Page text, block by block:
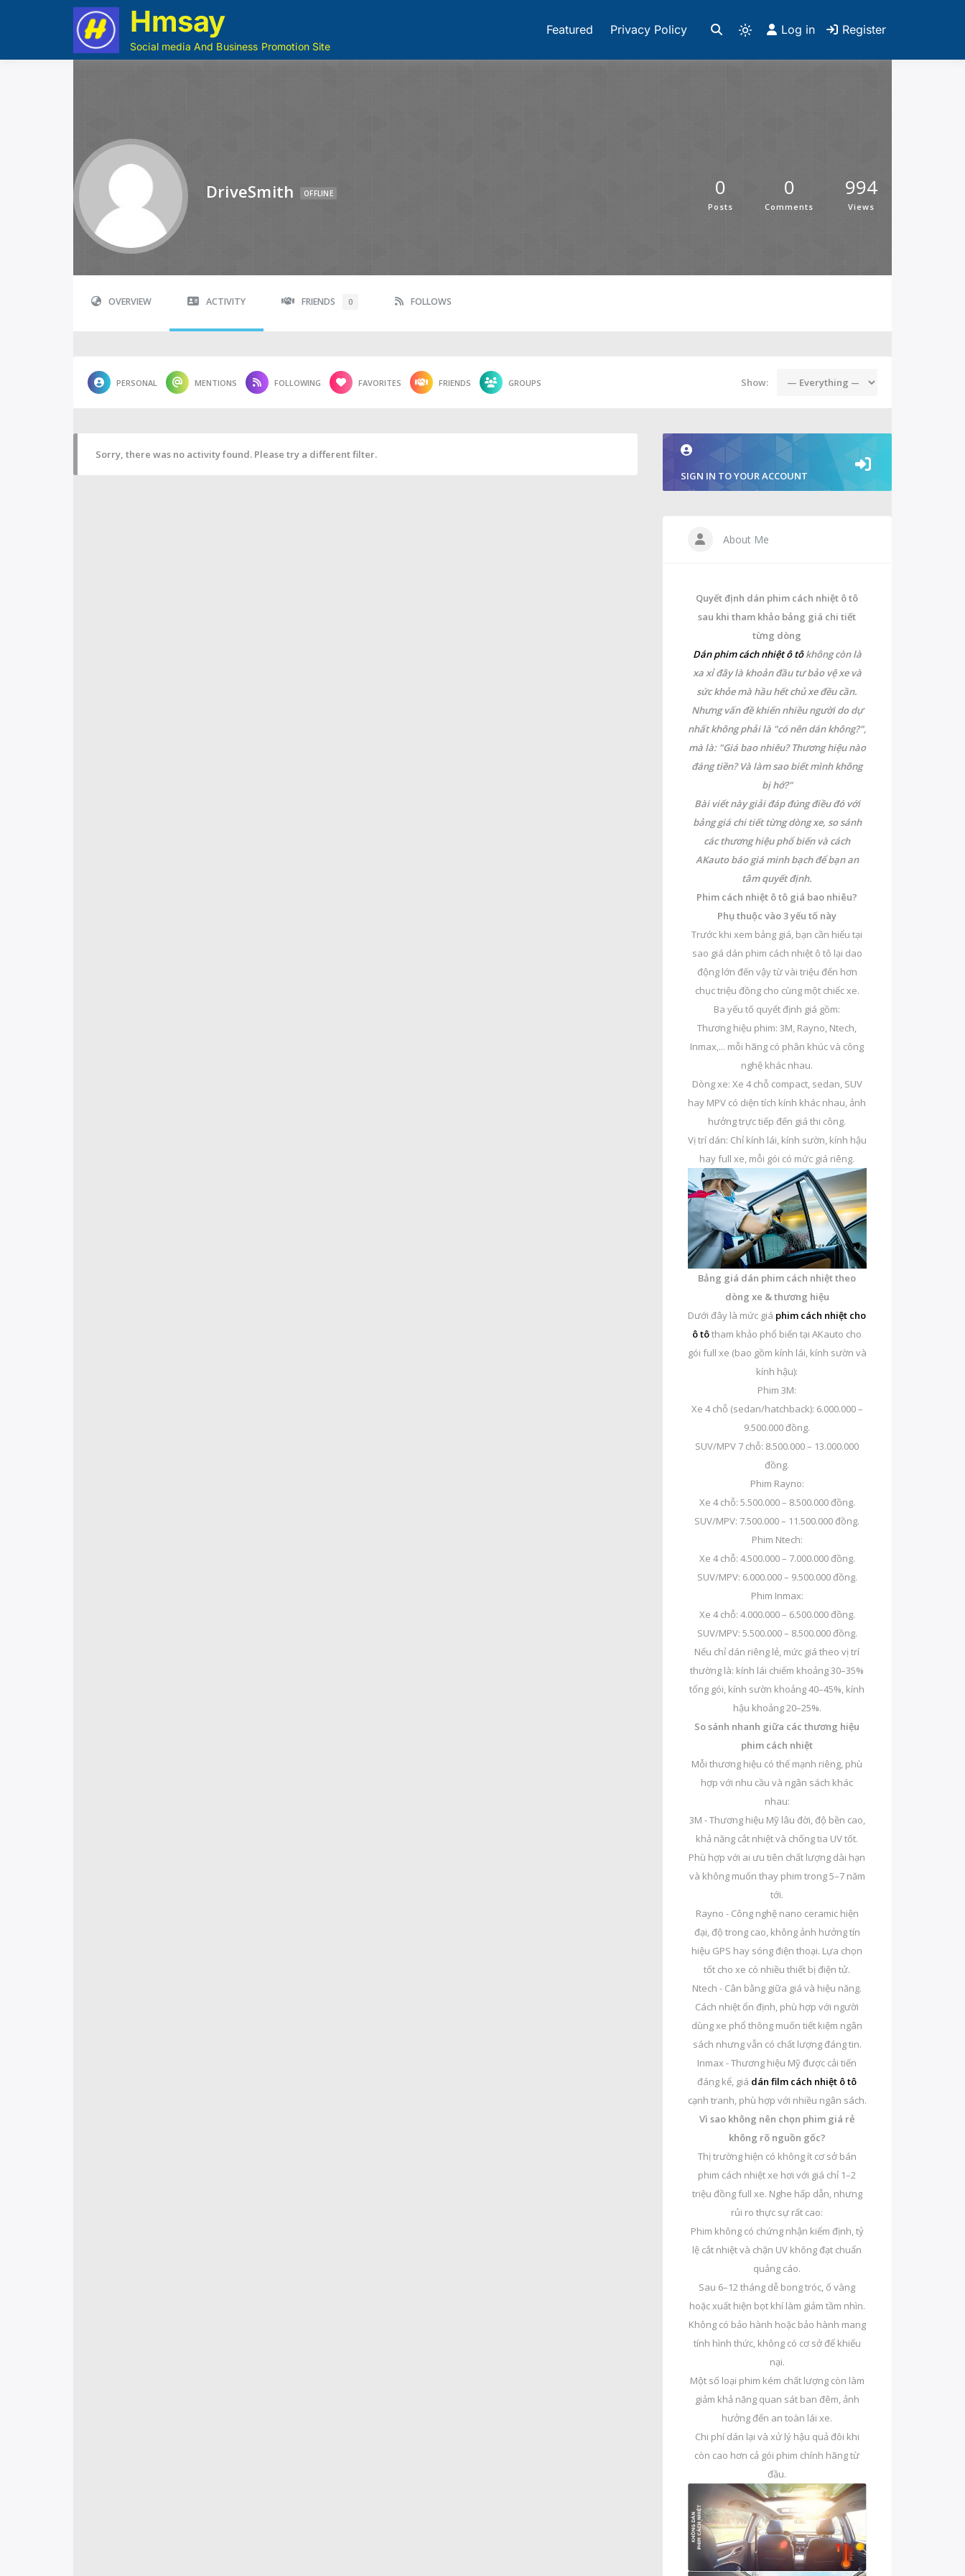
Hmsay
Social media And Business Promotion Site
Featured Privacy Policy Log in Register
DriveSmith OFFLINE 0
Posts
0
Comments
994
Views
OVERVIEW ACTIVITY FRIENDS 0 FOLLOWS
PERSONAL MENTIONS FOLLOWING FAVORITES FRIENDS GROUPS Show:
Sorry, there was no activity found. Please try a different filter.
SIGN IN TO YOUR ACCOUNT
About Me
Quyết định dán phim cách nhiệt ô tô
sau khi tham khảo bảng giá chi tiết
từng dòng
Dán phim cách nhiệt ô tôkhông còn là
xa xỉ đây là khoản đầu tư bảo vệ xe và
sức khỏe mà hầu hết chủ xe đều cần.
Nhưng vấn đề khiến nhiều người do dự
nhất không phải là "có nên dán không?",
mà là: "Giá bao nhiêu? Thương hiệu nào
đáng tiền? Và làm sao biết mình không
bị hớ?"
Bài viết này giải đáp đúng điều đó với
bảng giá chi tiết từng dòng xe, so sánh
các thương hiệu phổ biến và cách
AKauto báo giá minh bạch để bạn an
tâm quyết định.
Phim cách nhiệt ô tô giá bao nhiêu?
Phụ thuộc vào 3 yếu tố này
Trước khi xem bảng giá, bạn cần hiểu tại
sao giá dán phim cách nhiệt ô tô lại dao
động lớn đến vậy từ vài triệu đến hơn
chục triệu đồng cho cùng một chiếc xe.
Ba yếu tố quyết định giá gồm:
Thương hiệu phim: 3M, Rayno, Ntech,
Inmax,... mỗi hãng có phân khúc và công
nghệ khác nhau.
Dòng xe: Xe 4 chỗ compact, sedan, SUV
hay MPV có diện tích kính khác nhau, ảnh
hưởng trực tiếp đến giá thi công.
Vị trí dán: Chỉ kính lái, kính sườn, kính hậu
hay full xe, mỗi gói có mức giá riêng.
Bảng giá dán phim cách nhiệt theo
dòng xe & thương hiệu
Dưới đây là mức giá phim cách nhiệt cho
ô tôtham khảo phổ biến tại AKauto cho
gói full xe (bao gồm kính lái, kính sườn và
kính hậu):
Phim 3M:
Xe 4 chỗ (sedan/hatchback): 6.000.000 –
9.500.000 đồng.
SUV/MPV 7 chỗ: 8.500.000 – 13.000.000
đồng.
Phim Rayno:
Xe 4 chỗ: 5.500.000 – 8.500.000 đồng.
SUV/MPV: 7.500.000 – 11.500.000 đồng.
Phim Ntech:
Xe 4 chỗ: 4.500.000 – 7.000.000 đồng.
SUV/MPV: 6.000.000 – 9.500.000 đồng.
Phim Inmax:
Xe 4 chỗ: 4.000.000 – 6.500.000 đồng.
SUV/MPV: 5.500.000 – 8.500.000 đồng.
Nếu chỉ dán riêng lẻ, mức giá theo vị trí
thường là: kính lái chiếm khoảng 30–35%
tổng gói, kính sườn khoảng 40–45%, kính
hậu khoảng 20–25%.
So sánh nhanh giữa các thương hiệu
phim cách nhiệt
Mỗi thương hiệu có thế mạnh riêng, phù
hợp với nhu cầu và ngân sách khác
nhau:
3M - Thương hiệu Mỹ lâu đời, độ bền cao,
khả năng cắt nhiệt và chống tia UV tốt.
Phù hợp với ai ưu tiên chất lượng dài hạn
và không muốn thay phim trong 5–7 năm
tới.
Rayno - Công nghệ nano ceramic hiện
đại, độ trong cao, không ảnh hưởng tín
hiệu GPS hay sóng điện thoại. Lựa chọn
tốt cho xe có nhiều thiết bị điện tử.
Ntech - Cân bằng giữa giá và hiệu năng.
Cách nhiệt ổn định, phù hợp với người
dùng xe phổ thông muốn tiết kiệm ngân
sách nhưng vẫn có chất lượng đáng tin.
Inmax - Thương hiệu Mỹ được cải tiến
đáng kể, giá dán film cách nhiệt ô tô
cạnh tranh, phù hợp với nhiều ngân sách.
Vì sao không nên chọn phim giá rẻ
không rõ nguồn gốc?
Thị trường hiện có không ít cơ sở bán
phim cách nhiệt xe hơi với giá chỉ 1–2
triệu đồng full xe. Nghe hấp dẫn, nhưng
rủi ro thực sự rất cao:
Phim không có chứng nhận kiểm định, tỷ
lệ cắt nhiệt và chặn UV không đạt chuẩn
quảng cáo.
Sau 6–12 tháng dễ bong tróc, ố vàng
hoặc xuất hiện bọt khí làm giảm tầm nhìn.
Không có bảo hành hoặc bảo hành mang
tính hình thức, không có cơ sở để khiếu
nại.
Một số loại phim kém chất lượng còn làm
giảm khả năng quan sát ban đêm, ảnh
hưởng đến an toàn lái xe.
Chi phí dán lại và xử lý hậu quả đôi khi
còn cao hơn cả gói phim chính hãng từ
đầu.